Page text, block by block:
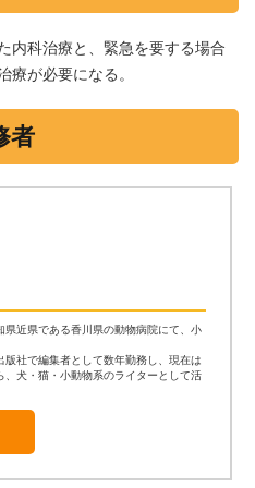
内科治療と、緊急を要する場合
療が必要になる。
者
近県である香川県の動物病院にて、小
社で編集者として数年勤務し、現在は
犬・猫・小動物系のライターとして活